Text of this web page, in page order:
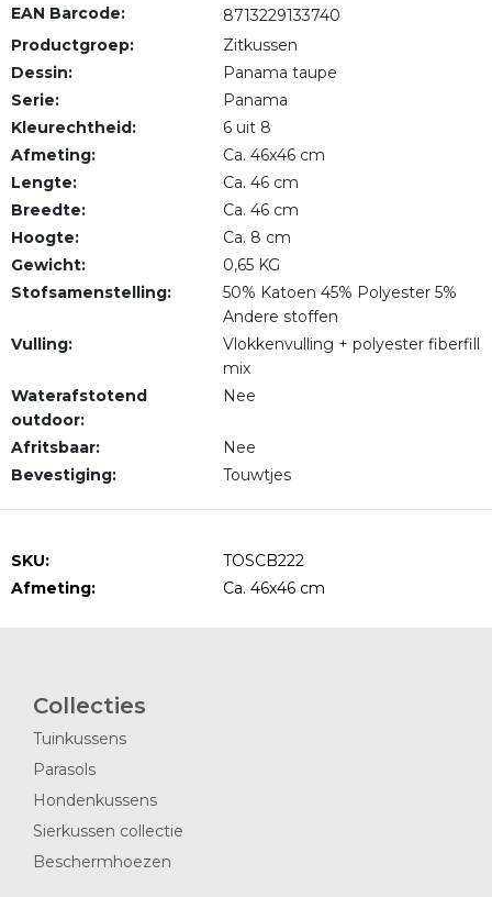
EAN Barcode:
8713229133740
Productgroep:
Zitkussen
Dessin:
Panama taupe
Serie:
Panama
Kleurechtheid:
6 uit 8
Afmeting:
Ca. 46x46 cm
Lengte:
Ca. 46 cm
Breedte:
Ca. 46 cm
Hoogte:
Ca. 8 cm
Gewicht:
0,65 KG
Stofsamenstelling:
50% Katoen 45% Polyester 5%
Andere stoffen
Vulling:
Vlokkenvulling + polyester fiberfill
mix
Waterafstotend
outdoor:
Nee
Afritsbaar:
Nee
Bevestiging:
Touwtjes
SKU:
TOSCB222
Afmeting:
Ca. 46x46 cm
Collecties
Tuinkussens
Parasols
Hondenkussens
Sierkussen collectie
Beschermhoezen